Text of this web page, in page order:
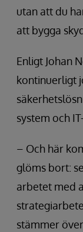
utan att du
att bygga
Enligt Johan
kontinuerligt
system och
– Och här
glöms bort:
arbetet med
stämmer